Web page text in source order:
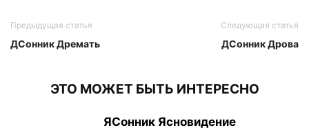
Предыдущая статья
ДСонник Дремать
Следующая статья
ДСонник Дрова
ЭТО МОЖЕТ БЫТЬ ИНТЕРЕСНО
ЯСонник Ясновидение